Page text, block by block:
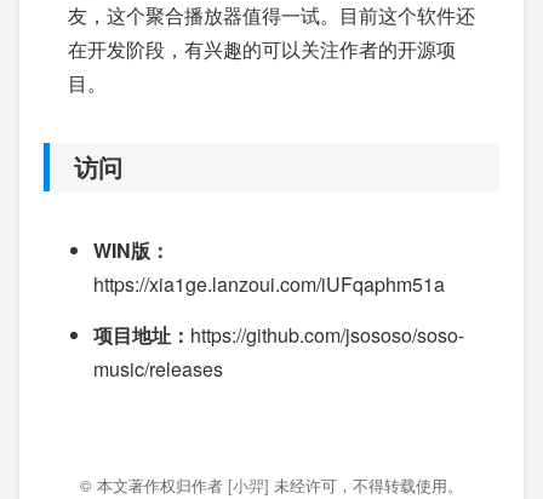
友，这个聚合播放器值得一试。目前这个软件还
在开发阶段，有兴趣的可以关注作者的开源项
目。
访问
WIN版：
https://xia1ge.lanzoui.com/iUFqaphm51a
项目地址： https://github.com/jsososo/soso-
music/releases
© 本文著作权归作者 [小羿] 未经许可，不得转载使用。